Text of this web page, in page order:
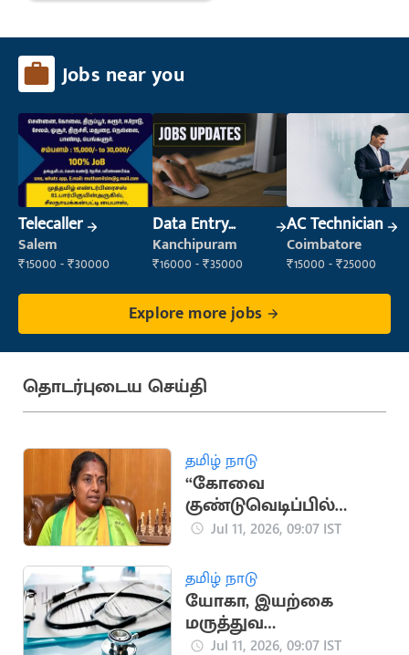
Jobs near you
Telecaller
Salem
₹15000 - ₹30000
Data Entry
Operator
Kanchipuram
₹16000 - ₹35000
AC Technician
Coimbatore
₹15000 - ₹25000
Explore more jobs
தொடர்புடைய செய்தி
தமிழ் நாடு
“கோவை
குண்டுவெடிப்பில்
கொல்லப்பட்டோர்
வேலை வழங்க
வேண்டும்”
Jul 11, 2026, 09:07 IST
தமிழ் நாடு
யோகா, இயற்கை
மருத்துவ
பட்டப்படிப்பிற்கு
Jul 11, 2026, 09:07 IST